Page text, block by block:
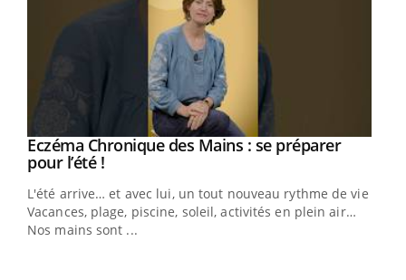
Youtube
Eczéma Chronique des Mains : se préparer
pour l’été !Youtube
L'été arrive… et avec lui, un tout nouveau rythme de vie !
Vacances, plage, piscine, soleil, activités en plein air…
Nos mains sont ...